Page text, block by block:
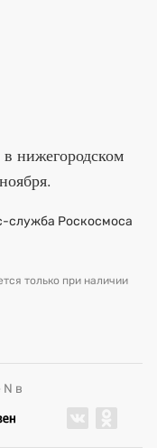
в нижегородском
служба Роскосмоса
только при наличии
в